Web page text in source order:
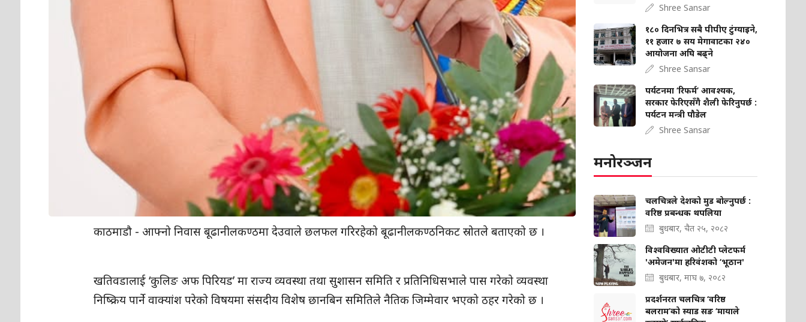
काठमाडौ - आफ्नो निवास बूढानीलकण्ठमा देउवाले छलफल गरिरहेको बूढानीलकण्ठनिकट स्रोतले बताएको छ ।
खतिवडालाई ‘कुलिङ अफ पिरियड’ मा राज्य व्यवस्था तथा सुशासन समिति र प्रतिनिधिसभाले पास गरेको व्यवस्था
निष्क्रिय पार्ने वाक्यांश परेको विषयमा संसदीय विशेष छानबिन समितिले नैतिक जिम्मेवार भएको ठहर गरेको छ ।
Shree Sansar
१८० दिनभित्र सबै पीपीए टुंग्याइने,
११ हजार ७ सय मेगावाटका २४०
आयोजना अघि बढ्ने
Shree Sansar
पर्यटनमा ‘रिफर्म’ आवश्यक,
सरकार फेरिएसँगै शैली फेरिनुपर्छ :
पर्यटन मन्त्री पौडेल
Shree Sansar
मनोरञ्जन
चलचित्रले देशको मुड बोल्‍नुपर्छ :
वरिष्ठ प्रबन्धक थपलिया
बुधबार, चैत २५, २०८२
विश्वविख्यात ओटीटी प्लेटफर्म
'अमेजन'मा हरिवंशको ‘भूठान'
बुधबार, माघ ७, २०८२
प्रदर्शनरत चलचित्र ‘वरिष्ठ
बलराम’को स्याड सङ ‘मायाले